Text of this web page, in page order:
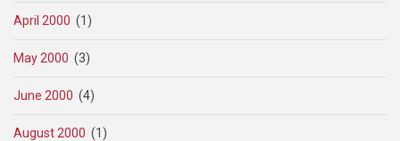
April 2000 (1)
May 2000 (3)
June 2000 (4)
August 2000 (1)